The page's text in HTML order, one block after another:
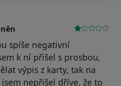
spíše negativní
k ní přišel s prosbou,
výpis z karty, tak na
nepřišel dříve, že to